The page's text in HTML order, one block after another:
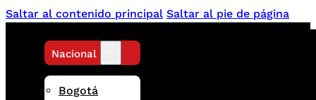
Saltar al contenido principal Saltar al pie de página
Nacional
Bogotá